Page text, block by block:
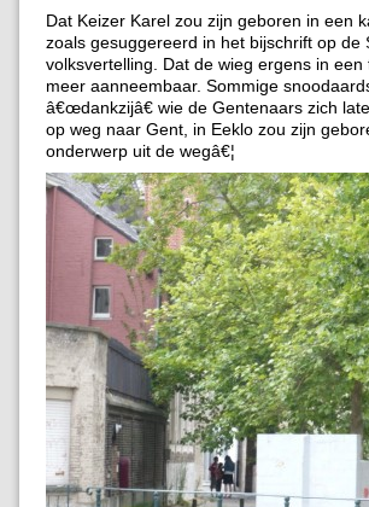
Dat Keizer Karel zou zijn geboren in een
zoals gesuggereerd in het bijschrift op
volksvertelling. Dat de wieg ergens in
meer aanneembaar. Sommige
â€œdankzijâ€ wie de Gentenaars zich
op weg naar Gent, in Eeklo zou zijn
onderwerp uit de wegâ€¦